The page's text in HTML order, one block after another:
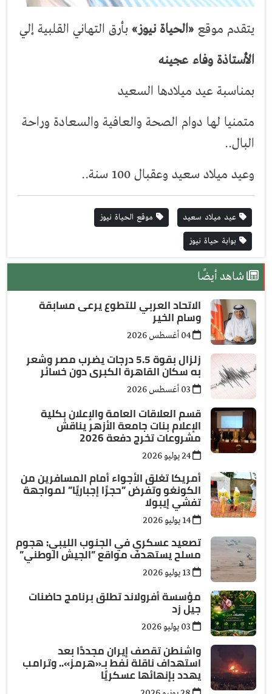
يتقدم موقع«الحياة نيوز»بأرق التهاني القلبية إلي
الأستاذة وفاء عجينه
بمناسبة عيد ميلادها السعيد
متمنيا لها دوام الصحة والعافية والسعادة وراحة
البال..
وعيد ميلاد سعيد وعقبال 100 سنة..
عيد ميلاد سعيد
موقع الحياة نيوز
بوابة حياة نيوز
شاهد أيضًا
الاتحاد العربي للتطوع يرعى مسابقة
وسام الخير
زلزال بقوة 5.5 درجات يضرب مصر وشعر
به سكان القاهرة الكبرى دون خسائر
قسم العلاقات العامة والإعلان بكلية
الإعلام بنات جامعة الأزهر يناقش
مشروعات تخرج دفعة 2026
أمريكا تغلق الأجواء أمام المسافرين من
الكونغو وتفرض ”حجرًا إجباريًا” لمواجهة
تفشي إيبولا
تصعيد عسكري في الجنوب الليبي: هجوم
مسلح يستهدف مواقع ”الجيش الوطني”
مؤسسة أفرولاند تطلق برنامج حاضنات
جيل زد
واشنطن تقصف إيران مجددًا بعد
استهداف ناقلة نفط بـ«هرمز».. وترامب
يهدد بإنهائها عسكريًا